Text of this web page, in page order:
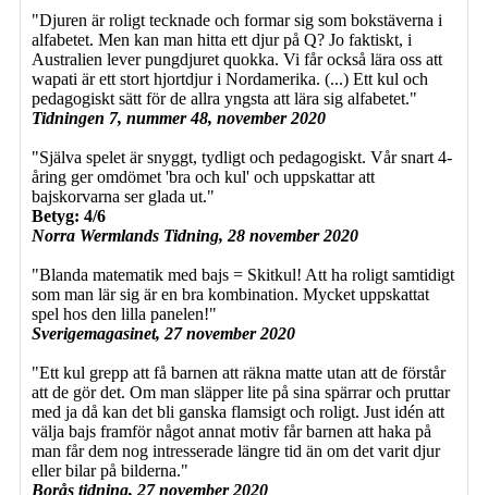
"Djuren är roligt tecknade och formar sig som bokstäverna i
alfabetet. Men kan man hitta ett djur på Q? Jo faktiskt, i
Australien lever pungdjuret quokka. Vi får också lära oss att
wapati är ett stort hjortdjur i Nordamerika. (...) Ett kul och
pedagogiskt sätt för de allra yngsta att lära sig alfabetet."
Tidningen 7, nummer 48, november 2020
"Själva spelet är snyggt, tydligt och pedagogiskt. Vår snart 4-
åring ger omdömet 'bra och kul' och uppskattar att
bajskorvarna ser glada ut."
Betyg: 4/6
Norra Wermlands Tidning, 28 november 2020
"Blanda matematik med bajs = Skitkul! Att ha roligt samtidigt
som man lär sig är en bra kombination. Mycket uppskattat
spel hos den lilla panelen!"
Sverigemagasinet, 27 november 2020
"Ett kul grepp att få barnen att räkna matte utan att de förstår
att de gör det. Om man släpper lite på sina spärrar och pruttar
med ja då kan det bli ganska flamsigt och roligt. Just idén att
välja bajs framför något annat motiv får barnen att haka på
man får dem nog intresserade längre tid än om det varit djur
eller bilar på bilderna."
Borås tidning, 27 november 2020